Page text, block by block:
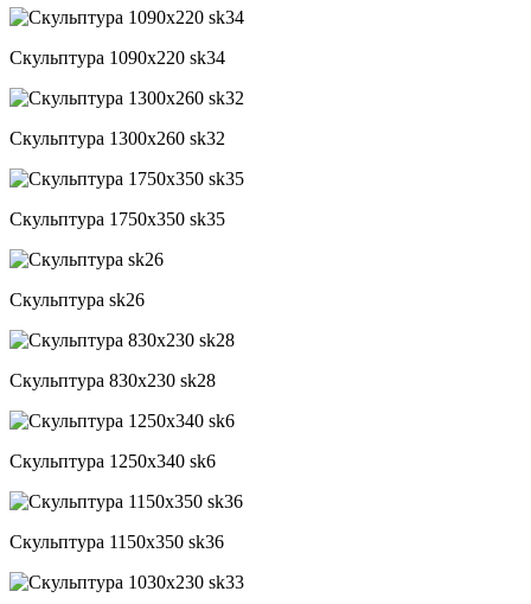
Скульптура 1090x220 sk34
Скульптура 1300x260 sk32
Скульптура 1750x350 sk35
Скульптура sk26
Скульптура 830x230 sk28
Скульптура 1250x340 sk6
Скульптура 1150x350 sk36